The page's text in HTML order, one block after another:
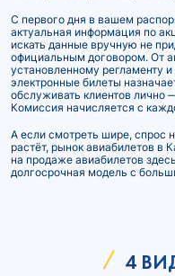
С первого дня в вашем
актуальная информация по
искать данные вручную не
официальным договором. От
установленному регламенту
электронные билеты
обслуживать клиентов
Комиссия начисляется с
А если смотреть шире, спрос
растёт, рынок авиабилетов в
на продаже авиабилетов
долгосрочная модель с
4